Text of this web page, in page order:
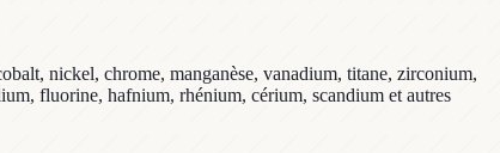
nickel, chrome, manganèse, vanadium, titane, zirconium,
fluorine, hafnium, rhénium, cérium, scandium et autres